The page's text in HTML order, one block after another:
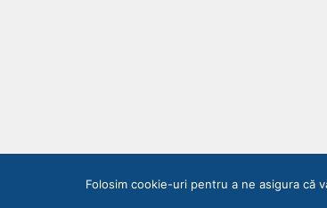
Folosim cookie-uri pentru a ne asigura că